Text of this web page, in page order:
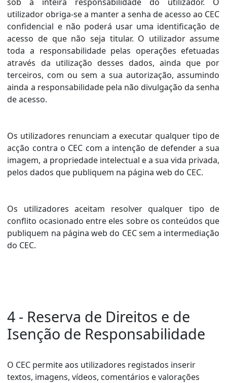
utilizador obriga-se a manter a senha de acesso ao CEC
confidencial e não poderá usar uma identificação de
acesso de que não seja titular. O utilizador assume
toda a responsabilidade pelas operações efetuadas
através da utilização desses dados, ainda que por
terceiros, com ou sem a sua autorização, assumindo
ainda a responsabilidade pela não divulgação da senha
de acesso.
Os utilizadores renunciam a executar qualquer tipo de
acção contra o CEC com a intenção de defender a sua
imagem, a propriedade intelectual e a sua vida privada,
pelos dados que publiquem na página web do CEC.
Os utilizadores aceitam resolver qualquer tipo de
conflito ocasionado entre eles sobre os conteúdos que
publiquem na página web do CEC sem a intermediação
do CEC.
4 - Reserva de Direitos e de
Isenção de Responsabilidade
O CEC permite aos utilizadores registados inserir
textos, imagens, vídeos, comentários e valorações